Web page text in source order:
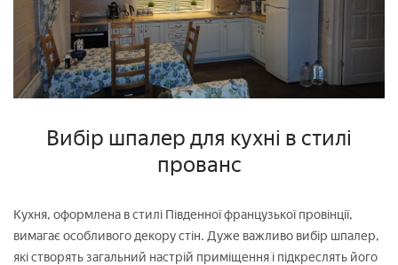
Вибір шпалер для кухні в стилі
прованс
Кухня, оформлена в стилі Південної французької провінції,
вимагає особливого декору стін. Дуже важливо вибір шпалер,
які створять загальний настрій приміщення і підкреслять його